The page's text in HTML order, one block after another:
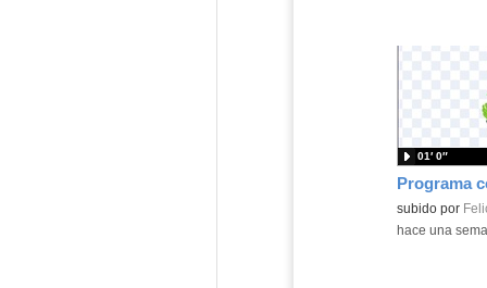
Contenido
subido por
01′ 0″
-hace una